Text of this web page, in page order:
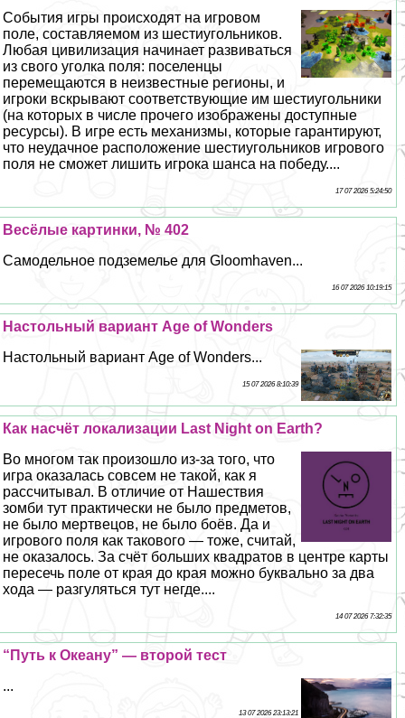
События игры происходят на игровом
поле, составляемом из шестиугольников.
Любая цивилизация начинает развиваться
из свого уголка поля: поселенцы
перемещаются в неизвестные регионы, и
игроки вскрывают соответствующие им шестиугольники
(на которых в числе прочего изображены доступные
ресурсы). В игре есть механизмы, которые гарантируют,
что неудачное расположение шестиугольников игрового
поля не сможет лишить игрока шанса на победу....
17 07 2026 5:24:50
Весёлые картинки, № 402
Самодельное подземелье для Gloomhaven...
16 07 2026 10:19:15
Настольный вариант Age of Wonders
Настольный вариант Age of Wonders...
15 07 2026 8:10:39
Как насчёт локализации Last Night on Earth?
Во многом так произошло из-за того, что
игра оказалась совсем не такой, как я
рассчитывал. В отличие от Нашествия
зомби тут пpaктически не было предметов,
не было мертвецов, не было боёв. Да и
игрового поля как такового — тоже, считай,
не оказалось. За счёт больших квадратов в центре карты
пересечь поле от края до края можно буквально за два
хода — разгуляться тут негде....
14 07 2026 7:32:35
“Путь к Океану” — второй тест
...
13 07 2026 23:13:21